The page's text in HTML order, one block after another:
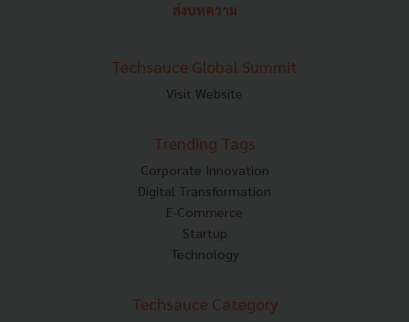
ส่งบทความ
Techsauce Global Summit
Visit Website
Trending Tags
Corporate Innovation
Digital Transformation
E-Commerce
Startup
Technology
Techsauce Category